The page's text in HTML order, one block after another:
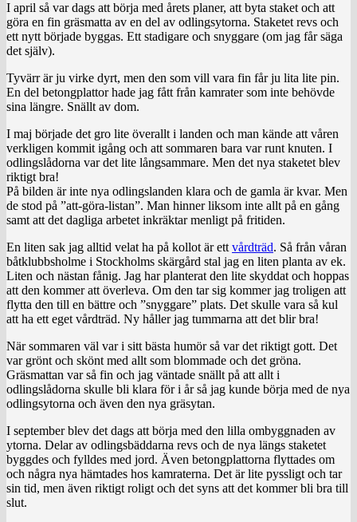
I april så var dags att börja med årets planer, att byta staket och att
göra en fin gräsmatta av en del av odlingsytorna. Staketet revs och
ett nytt började byggas. Ett stadigare och snyggare (om jag får säga
det själv).
Tyvärr är ju virke dyrt, men den som vill vara fin får ju lita lite pin.
En del betongplattor hade jag fått från kamrater som inte behövde
sina längre. Snällt av dom.
I maj började det gro lite överallt i landen och man kände att våren
verkligen kommit igång och att sommaren bara var runt knuten. I
odlingslådorna var det lite långsammare. Men det nya staketet blev
riktigt bra!
På bilden är inte nya odlingslanden klara och de gamla är kvar. Men
de stod på ”att-göra-listan”. Man hinner liksom inte allt på en gång
samt att det dagliga arbetet inkräktar menligt på fritiden.
En liten sak jag alltid velat ha på kollot är ett vårdträd. Så från våran
båtklubbsholme i Stockholms skärgård stal jag en liten planta av ek.
Liten och nästan fånig. Jag har planterat den lite skyddat och hoppas
att den kommer att överleva. Om den tar sig kommer jag troligen att
flytta den till en bättre och ”snyggare” plats. Det skulle vara så kul
att ha ett eget vårdträd. Ny håller jag tummarna att det blir bra!
När sommaren väl var i sitt bästa humör så var det riktigt gott. Det
var grönt och skönt med allt som blommade och det gröna.
Gräsmattan var så fin och jag väntade snällt på att allt i
odlingslådorna skulle bli klara för i år så jag kunde börja med de nya
odlingsytorna och även den nya gräsytan.
I september blev det dags att börja med den lilla ombyggnaden av
ytorna. Delar av odlingsbäddarna revs och de nya längs staketet
byggdes och fylldes med jord. Även betongplattorna flyttades om
och några nya hämtades hos kamraterna. Det är lite pyssligt och tar
sin tid, men även riktigt roligt och det syns att det kommer bli bra till
slut.